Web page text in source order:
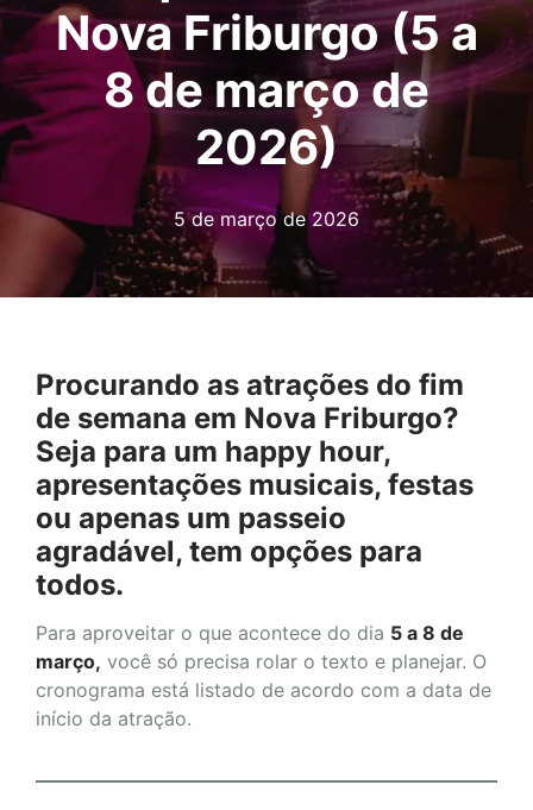
Nova Friburgo (5 a
8 de março de
2026)
5 de março de 2026
Procurando as atrações do fim
de semana em Nova Friburgo?
Seja para um happy hour,
apresentações musicais, festas
ou apenas um passeio
agradável, tem opções para
todos.
Para aproveitar o que acontece do dia 5 a 8 de
março, você só precisa rolar o texto e planejar. O
cronograma está listado de acordo com a data de
início da atração.